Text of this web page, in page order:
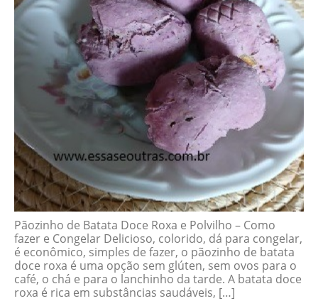
Pãozinho de Batata Doce Roxa e Polvilho – Como
fazer e Congelar Delicioso, colorido, dá para congelar,
é econômico, simples de fazer, o pãozinho de batata
doce roxa é uma opção sem glúten, sem ovos para o
café, o chá e para o lanchinho da tarde. A batata doce
roxa é rica em substâncias saudáveis, […]